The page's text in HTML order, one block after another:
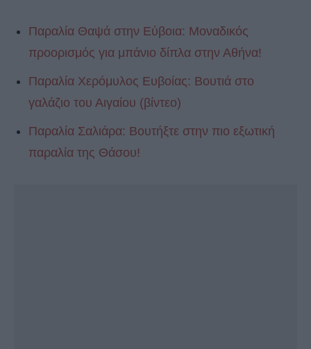
Παραλία Θαψά στην Εύβοια: Μοναδικός
προορισμός για μπάνιο δίπλα στην Αθήνα!
Παραλία Χερόμυλος Ευβοίας: Βουτιά στο
γαλάζιο του Αιγαίου (βίντεο)
Παραλία Σαλιάρα: Βουτήξτε στην πιο εξωτική
παραλία της Θάσου!